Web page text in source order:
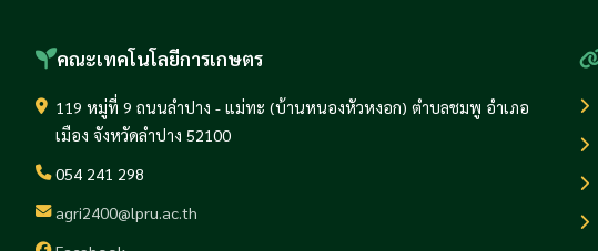
คณะเทคโนโลยีการเกษตร
119 หมู่ที่ 9 ถนนลำปาง - แม่ทะ (บ้านหนองหัวหงอก) ตำบลชมพู อำเภอ
เมือง จังหวัดลำปาง 52100
054 241 298
agri2400@lpru.ac.th